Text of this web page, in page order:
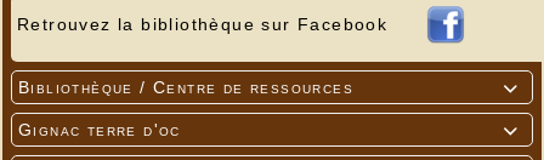
Retrouvez la bibliothèque sur Facebook

Bibliothèque / Centre de ressources

Gignac terre d'oc